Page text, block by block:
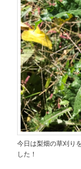
今日は梨畑の草刈り
した！